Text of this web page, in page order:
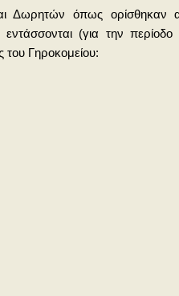
Δωρητών όπως
(για την περίοδο
του Γηροκομείου: